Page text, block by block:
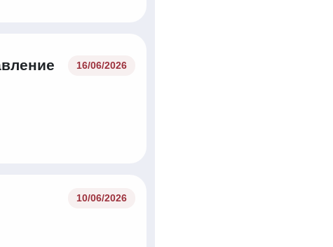
16/06/2026
10/06/2026